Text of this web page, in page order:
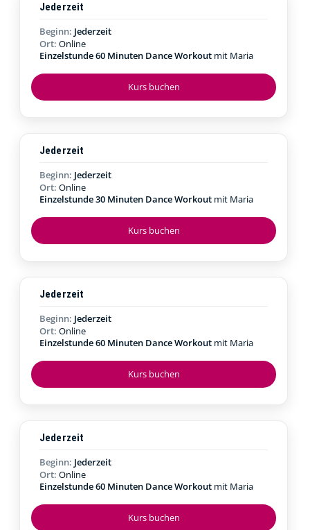
Kurs buchen
Jederzeit
Beginn: Jederzeit
Ort: Online
Einzelstunde 60 Minuten Dance Workout mit Maria
Kurs buchen
Jederzeit
Beginn: Jederzeit
Ort: Online
Einzelstunde 30 Minuten Dance Workout mit Maria
Kurs buchen
Jederzeit
Beginn: Jederzeit
Ort: Online
Einzelstunde 60 Minuten Dance Workout mit Maria
Kurs buchen
Jederzeit
Beginn: Jederzeit
Ort: Online
Einzelstunde 60 Minuten Dance Workout mit Maria